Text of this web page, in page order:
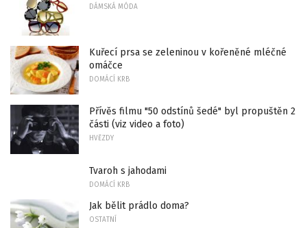
DÁMSKÁ MÓDA
Kuřecí prsa se zeleninou v kořeněné mléčné
omáčce
DOMÁCÍ KRB
Přívěs filmu "50 odstínů šedé" byl propuštěn 2
části (viz video a foto)
HVĚZDY
Tvaroh s jahodami
DOMÁCÍ KRB
Jak bělit prádlo doma?
OSTATNÍ